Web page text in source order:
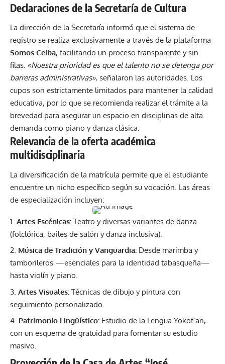
Declaraciones de la Secretaría de Cultura
La dirección de la Secretaría informó que el sistema de
registro se realiza exclusivamente a través de la plataforma
Somos Ceiba, facilitando un proceso transparente y sin
filas. «Nuestra prioridad es que el talento no se detenga por
barreras administrativas», señalaron las autoridades. Los
cupos son estrictamente limitados para mantener la calidad
educativa, por lo que se recomienda realizar el trámite a la
brevedad para asegurar un espacio en disciplinas de alta
demanda como piano y danza clásica.
Relevancia de la oferta académica
multidisciplinaria
La diversificación de la matrícula permite que el estudiante
encuentre un nicho específico según su vocación. Las áreas
de especialización incluyen:
Artes Escénicas: Teatro y diversas variantes de danza
(folclórica, bailes de salón y danza inclusiva).
Música de Tradición y Vanguardia: Desde marimba y
tamborileros —esenciales para la identidad tabasqueña—
hasta violín y piano.
Artes Visuales: Técnicas de dibujo y pintura con
seguimiento personalizado.
Patrimonio Lingüístico: Estudio de la Lengua Yokot’an,
con un esquema de gratuidad para fomentar su estudio
masivo.